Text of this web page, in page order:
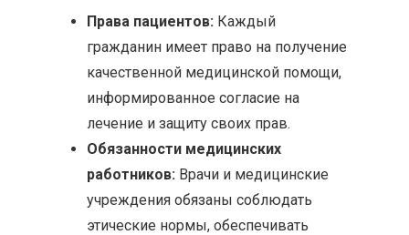
Права пациентов: Каждый
гражданин имеет право на получение
качественной медицинской помощи,
информированное согласие на
лечение и защиту своих прав.
Обязанности медицинских
работников: Врачи и медицинские
учреждения обязаны соблюдать
этические нормы, обеспечивать